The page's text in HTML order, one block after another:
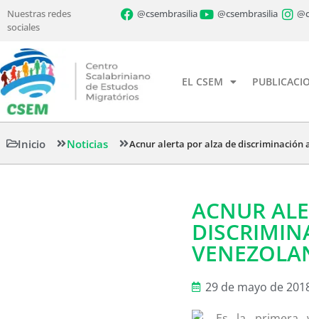
Nuestras redes
sociales
@csembrasilia @csembrasilia
EL CSEM
Inicio Noticias Acnur alerta por alza de discriminación
ACNUR
29 de mayo de